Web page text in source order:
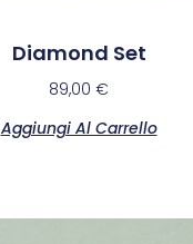
Diamond Set
89,00 €
Aggiungi Al Carrello